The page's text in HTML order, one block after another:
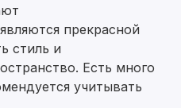
прекрасной
стиль и
Есть много
учитывать